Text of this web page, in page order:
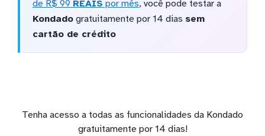
de R$ 99 REAIS por mês, você pode testar a
Kondadogratuitamente por 14 dias sem
cartão de crédito
Tenha acesso a todas as funcionalidades da Kondado
gratuitamente por 14 dias!